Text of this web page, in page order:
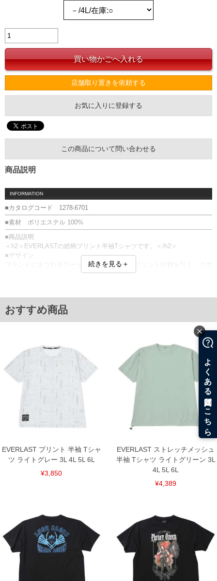
店舗取り置きを依頼する
お気に入りに登録する
この商品について問い合わせる
商品説明
INFORMATION
■カタログコード 1278-6701
■素材 ポリエステル 100%
■商品説明
＜h2＞EVERLASTの総柄プリント半袖Tシャツです。＜/h2＞
■デザイン
ブランドにまつわるワードを散りばめた総柄プリントが目を引く、スポ
ーティーなクルーネックシャツ。
・ポリエステル100%のサラリとした質感
＝＝＝＝＝＝＝＝＝＝＝＝
透け感：無し
＝＝＝＝＝＝＝＝＝＝＝＝
■その他
【サイズについて】
サイズ表には実際の商品を採寸した実寸サイズを記載しています。
また、商品に表記されているサイズは適応サイズとなります。
吸水速乾／脇下ベンチレーション／プリント／ワッペン
■サイズ表
3L/130/77/126/58/23
4L/140/79/136/60/24
5L/150/81/146/62/25
6L/160/83/156/64/26
ご了承くださいませ。
※【ボトムの裾上げをご希望の場合】
裾上げ料金は500円+税となります。
備考欄に股下●cmとご記入下さい。（裾上げ無料対象商品は1本につき税込6,000円以
上の品が対象。1本5,999円以下の商品は有料（500円+税）となります。）
出荷まで約1週間～20日間程お時間を頂く場合がございます。
尚、裾上げした商品は返品・交換不可となりますので、予めご了承下さい。
一部、お直しに対応出来ない商品がございます。(例：裾にファスナーや調節ひもが付
続きを見る＋
おすすめ商品
EVERLAST プリント 半袖 Tシャ
ツ ライトグレー 3L 4L 5L 6L
¥3,850
EVERLAST ストレッチメッシュ
半袖 Tシャツ ライトグリーン 3L
4L 5L 6L
¥4,389